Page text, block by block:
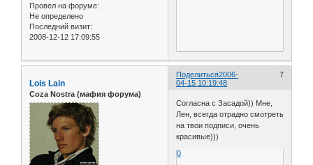
Провел на форуме:
Не определено
Последний визит:
2008-12-12 17:09:55
Поделиться 7
2006-
04-15 10:19:48
Lois Lain
Coza Nostra (мафия форума)
Согласна с Засадой)) Мне,
Лен, всегда отрадно смотреть
на твои подписи, очень
красивые)))
0